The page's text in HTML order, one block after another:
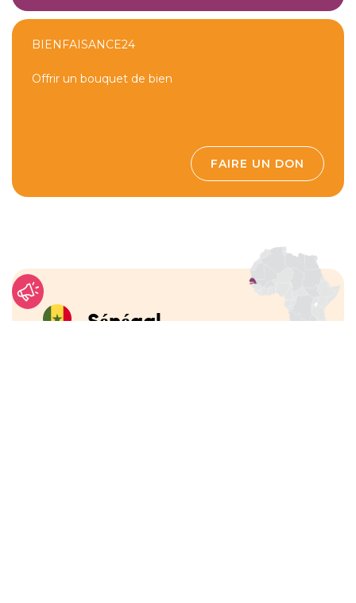
Sénégal
BIENFAISANCE24
Offrir un bouquet de bien
FAIRE UN DON